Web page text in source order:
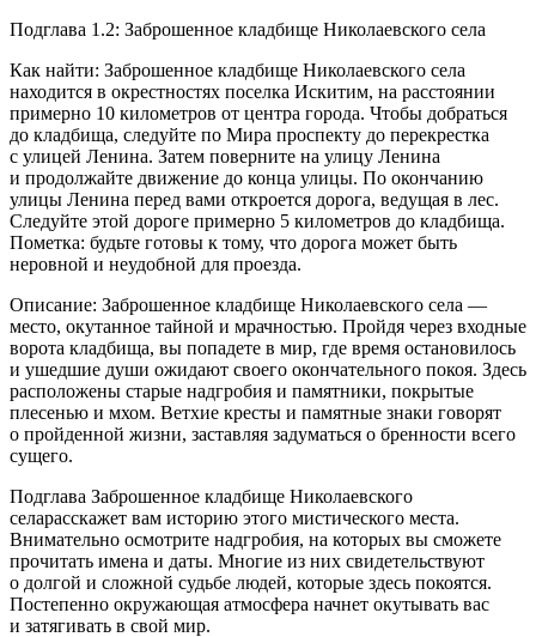
Подглава 1.2: Заброшенное кладбище Николаевского села
Как найти: Заброшенное кладбище Николаевского села
находится в окрестностях поселка Искитим, на расстоянии
примерно 10 километров от центра города. Чтобы добраться
до кладбища, следуйте по Мира проспекту до перекрестка
с улицей Ленина. Затем поверните на улицу Ленина
и продолжайте движение до конца улицы. По окончанию
улицы Ленина перед вами откроется дорога, ведущая в лес.
Следуйте этой дороге примерно 5 километров до кладбища.
Пометка: будьте готовы к тому, что дорога может быть
неровной и неудобной для проезда.
Описание: Заброшенное кладбище Николаевского села —
место, окутанное тайной и мрачностью. Пройдя через входные
ворота кладбища, вы попадете в мир, где время остановилось
и ушедшие души ожидают своего окончательного покоя. Здесь
расположены старые надгробия и памятники, покрытые
плесенью и мхом. Ветхие кресты и памятные знаки говорят
о пройденной жизни, заставляя задуматься о бренности всего
сущего.
Подглава Заброшенное кладбище Николаевского
селарасскажет вам историю этого мистического места.
Внимательно осмотрите надгробия, на которых вы сможете
прочитать имена и даты. Многие из них свидетельствуют
о долгой и сложной судьбе людей, которые здесь покоятся.
Постепенно окружающая атмосфера начнет окутывать вас
и затягивать в свой мир.